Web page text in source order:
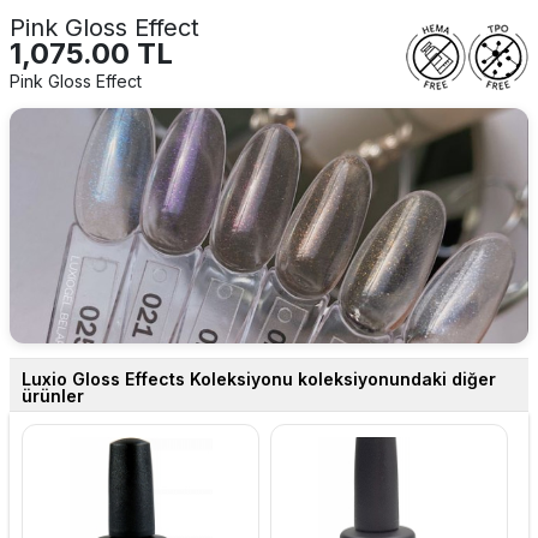
Pink Gloss Effect
1,075.00 TL
Pink Gloss Effect
Luxio Gloss Effects Koleksiyonu koleksiyonundaki diğer
ürünler